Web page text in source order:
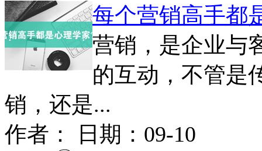
每个营销高手都
营销，是企业与
的互动，不管是
销，还是...
作者： 日期： 09-10